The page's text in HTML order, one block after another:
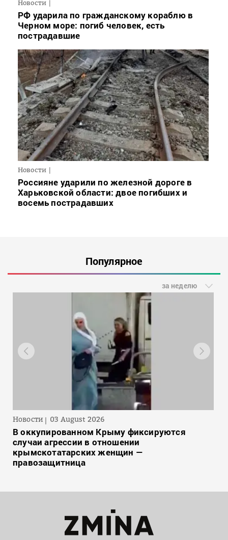
Новости
РФ ударила по гражданскому кораблю в
Черном море: погиб человек, есть
пострадавшие
Новости
Россияне ударили по железной дороге в
Харьковской области: двое погибших и
восемь пострадавших
Популярное
за неделю
Новости 03 August 2026
В оккупированном Крыму фиксируются
случаи агрессии в отношении
крымскотатарских женщин —
правозащитница